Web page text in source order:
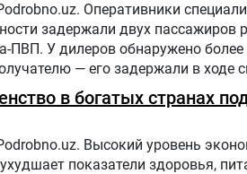
Оперативники
задержали двух пассажиров
ПВП. У дилеров обнаружено более
— его задержали в ходе
в богатых странах
Высокий уровень
показатели здоровья,